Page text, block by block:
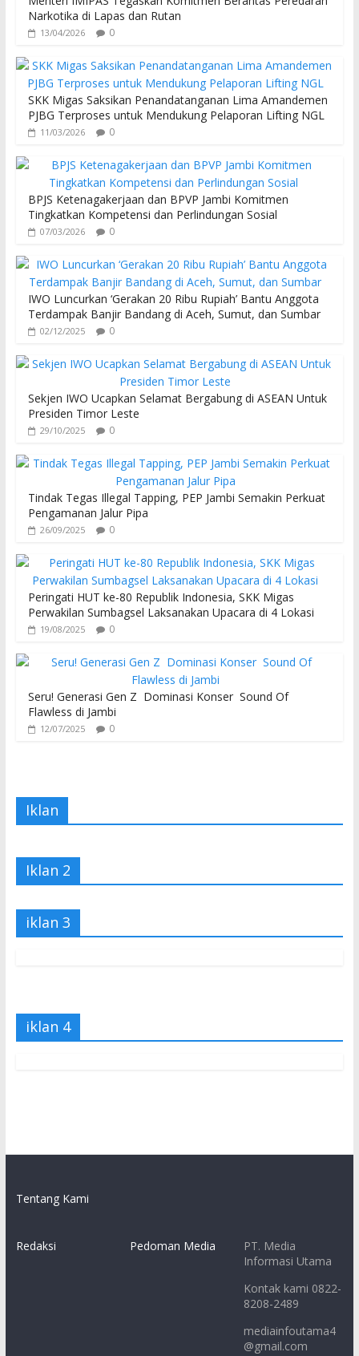
Narkotika di Lapas dan Rutan
13/04/2026 0
SKK Migas Saksikan Penandatanganan Lima Amandemen
PJBG Terproses untuk Mendukung Pelaporan Lifting NGL
11/03/2026 0
BPJS Ketenagakerjaan dan BPVP Jambi Komitmen
Tingkatkan Kompetensi dan Perlindungan Sosial
07/03/2026 0
IWO Luncurkan ‘Gerakan 20 Ribu Rupiah’ Bantu Anggota
Terdampak Banjir Bandang di Aceh, Sumut, dan Sumbar
02/12/2025 0
Sekjen IWO Ucapkan Selamat Bergabung di ASEAN Untuk
Presiden Timor Leste
29/10/2025 0
Tindak Tegas Illegal Tapping, PEP Jambi Semakin Perkuat
Pengamanan Jalur Pipa
26/09/2025 0
Peringati HUT ke-80 Republik Indonesia, SKK Migas
Perwakilan Sumbagsel Laksanakan Upacara di 4 Lokasi
19/08/2025 0
Seru! Generasi Gen Z Dominasi Konser Sound Of
Flawless di Jambi
12/07/2025 0
Iklan
Iklan 2
iklan 3
iklan 4
Tentang Kami
Redaksi Pedoman Media
PT. Media
Informasi Utama
Kontak kami 0822-
8208-2489
mediainfoutama4
@gmail.com